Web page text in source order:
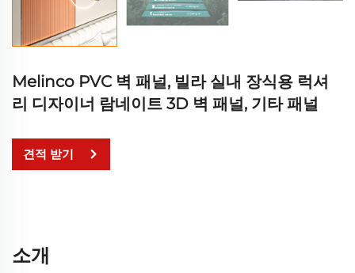
Melinco PVC 벽 패널, 빌라 실내 장식용 럭셔
리 디자이너 람네이트 3D 벽 패널, 기타 패널
견적 받기
소개